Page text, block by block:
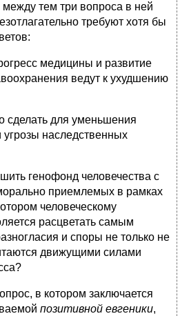
тем три вопроса в ней
требуют хотя бы
медицины и развитие
ведут к ухудшению
сделать для уменьшения
угрозы наследственных
генофонд человечества с
приемлемых в рамках
человеческому
расцветать самым
и споры не только не
движущими силами
в котором заключается
позитивной евгеники,